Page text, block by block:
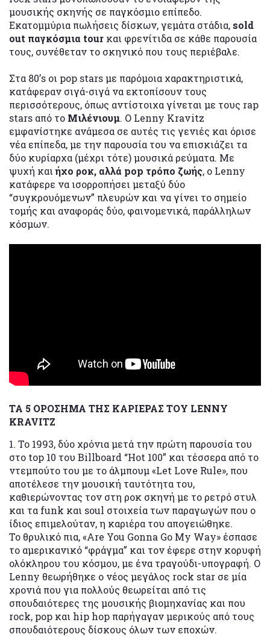
μουσικής σκηνής σε παγκόσμιο επίπεδο.
Εκατομμύρια πωλήσεις δίσκων, γεμάτα στάδια, sold
out παγκόσμια tour και φρενίτιδα σε κάθε παρουσία
τους, συνέθεταν το σκηνικό που τους περιέβαλε.
Στα 80’s οι pop stars με παρόμοια χαρακτηριστικά,
κατάφεραν σιγά-σιγά να εκτοπίσουν τους
περισσότερους, όπως αντίστοιχα γίνεται με τους rap
stars από το Μιλένιουμ. Ο Lenny Kravitz
εμφανίστηκε ανάμεσα σε αυτές τις γενιές και όρισε
νέα επίπεδα, με την παρουσία του να επισκιάζει τα
δύο κυρίαρχα (μέχρι τότε) μουσικά ρεύματα. Με
ψυχή καιήχο ροκ, αλλά pop τρόπο ζωής, o Lenny
κατάφερε να ισορροπήσει μεταξύ δύο
“συγκρουόμενων” πλευρών και να γίνει το σημείο
τομής και αναφοράς δύο, φαινομενικά, παράλληλων
κόσμων.
ΤΑ 5 ΟΡΟΣΗΜΑ ΤΗΣ ΚΑΡΙΕΡΑΣ ΤΟΥ LENNY
KRAVITZ
1. Το 1993, δύο χρόνια μετά την πρώτη παρουσία του
στο top 10 του Billboard “Hot 100” και τέσσερα από το
ντεμπούτο του με το άλμπουμ «Let Love Rule», που
αποτέλεσε την μουσική ταυτότητα του,
καθιερώνοντας τον στη ροκ σκηνή με το ρετρό στυλ
και τα funk και soul στοιχεία των παραγωγών που ο
ίδιος επιμελούταν, η καριέρα του απογειώθηκε.
Το θρυλικό πια, «Are You Gonna Go My Way» έσπασε
το αμερικανικό “φράγμα” και τον έφερε στην κορυφή
ολόκληρου του κόσμου, με ένα τραγούδι-υπογραφή. Ο
Lenny θεωρήθηκε ο νέος μεγάλος rock star σε μία
χρονιά που για πολλούς θεωρείται από τις
σπουδαιότερες της μουσικής βιομηχανίας και που
rock, pop και hip hop παρήγαγαν μερικούς από τους
σπουδαιότερους δίσκους όλων των εποχών.